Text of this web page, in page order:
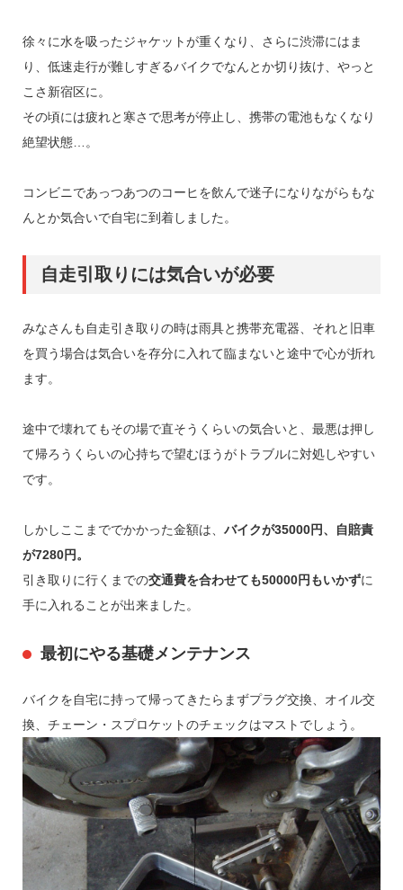
徐々に水を吸ったジャケットが重くなり、さらに渋滞にはま
り、低速走行が難しすぎるバイクでなんとか切り抜け、やっと
こさ新宿区に。
その頃には疲れと寒さで思考が停止し、携帯の電池もなくなり
絶望状態…。
コンビニであっつあつのコーヒを飲んで迷子になりながらもな
んとか気合いで自宅に到着しました。
自走引取りには気合いが必要
みなさんも自走引き取りの時は雨具と携帯充電器、それと旧車
を買う場合は気合いを存分に入れて臨まないと途中で心が折れ
ます。
途中で壊れてもその場で直そうくらいの気合いと、最悪は押し
て帰ろうくらいの心持ちで望むほうがトラブルに対処しやすい
です。
しかしここまででかかった金額は、 バイクが35000円、自賠責
が7280円。
引き取りに行くまでの交通費を合わせても50000円もいかずに
手に入れることが出来ました。
最初にやる基礎メンテナンス
バイクを自宅に持って帰ってきたらまずプラグ交換、オイル交
換、チェーン・スプロケットのチェックはマストでしょう。